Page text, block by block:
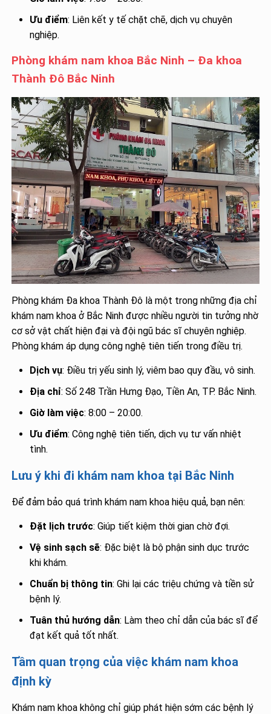
Ưu điểm: Liên kết y tế chặt chẽ, dịch vụ chuyên
nghiệp.
Phòng khám nam khoa Bắc Ninh – Đa khoa
Thành Đô Bắc Ninh
Phòng khám Đa khoa Thành Đô là một trong những địa chỉ
khám nam khoa ở Bắc Ninh được nhiều người tin tưởng nhờ
cơ sở vật chất hiện đại và đội ngũ bác sĩ chuyên nghiệp.
Phòng khám áp dụng công nghệ tiên tiến trong điều trị.
Dịch vụ: Điều trị yếu sinh lý, viêm bao quy đầu, vô sinh.
Địa chỉ: Số 248 Trần Hưng Đạo, Tiền An, TP. Bắc Ninh.
Giờ làm việc: 8:00 – 20:00.
Ưu điểm: Công nghệ tiên tiến, dịch vụ tư vấn nhiệt
tình.
Lưu ý khi đi khám nam khoa tại Bắc Ninh
Để đảm bảo quá trình khám nam khoa hiệu quả, bạn nên:
Đặt lịch trước: Giúp tiết kiệm thời gian chờ đợi.
Vệ sinh sạch sẽ: Đặc biệt là bộ phận sinh dục trước
khi khám.
Chuẩn bị thông tin: Ghi lại các triệu chứng và tiền sử
bệnh lý.
Tuân thủ hướng dẫn: Làm theo chỉ dẫn của bác sĩ để
đạt kết quả tốt nhất.
Tầm quan trọng của việc khám nam khoa
định kỳ
Khám nam khoa không chỉ giúp phát hiện sớm các bệnh lý